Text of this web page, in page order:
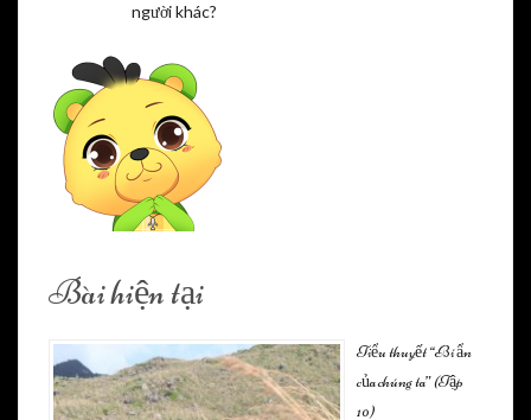
người khác?
Bài hiện tại
Tiểu thuyết “Bí ẩn
của chúng ta” (Tập
10)